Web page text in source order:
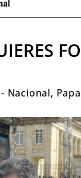
- Nacional,